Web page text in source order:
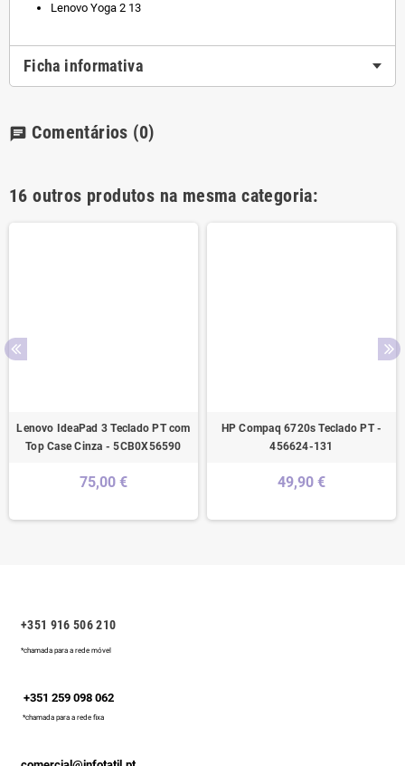
Lenovo Yoga 2 13
Ficha informativa
chat Comentários (0)
16 outros produtos na mesma categoria:
Lenovo IdeaPad 3 Teclado PT com
Top Case Cinza - 5CB0X56590
75,00 €
HP Compaq 6720s Teclado PT -
456624-131
49,90 €
+351 916 506 210
*chamada para a rede móvel
+351 259 098 062
*chamada para a rede fixa